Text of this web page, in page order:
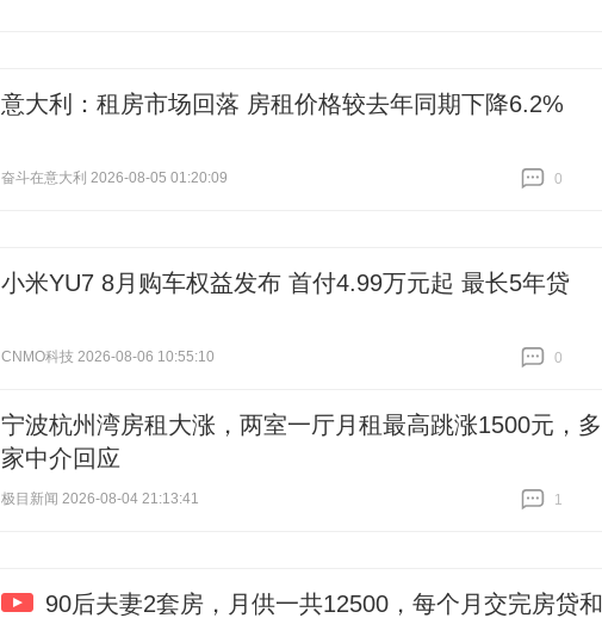
意大利：租房市场回落 房租价格较去年同期下降6.2%
奋斗在意大利 2026-08-05 01:20:09
0
小米YU7 8月购车权益发布 首付4.99万元起 最长5年贷
CNMO科技 2026-08-06 10:55:10
0
宁波杭州湾房租大涨，两室一厅月租最高跳涨1500元，多
家中介回应
极目新闻 2026-08-04 21:13:41
1
90后夫妻2套房，月供一共12500，每个月交完房贷和